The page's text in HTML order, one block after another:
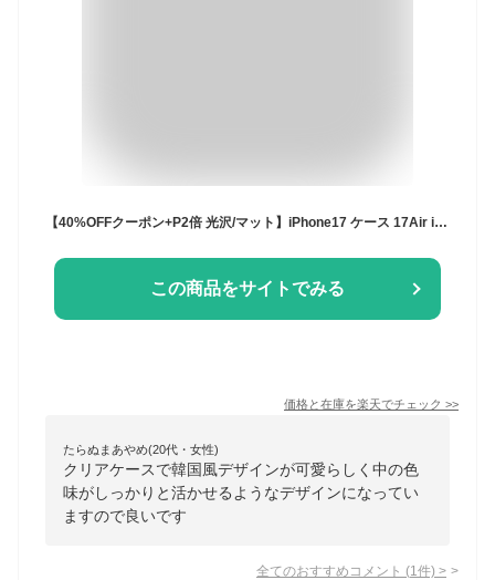
【40%OFFクーポン+P2倍 光沢/マット】iPhone17 ケース 17Air iPhone17Pro ケース iPhone16e iPhone15 iPhone16 ケース iPhone12 iPhone13 mini iPhone14 ケース iPhone11 iPhone 17 Pro Max Plus SE3 iPhoneケース スマホケース クリア カバー 軽量薄型 かわいい 韓国 人気
この商品をサイトでみる
価格と在庫を楽天でチェック >>
たらぬまあやめ(20代・女性)
クリアケースで韓国風デザインが可愛らしく中の色
味がしっかりと活かせるようなデザインになってい
ますので良いです
全てのおすすめコメント (1 件) >